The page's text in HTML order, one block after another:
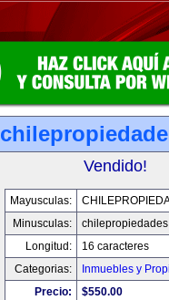
Vendido!
Mayusculas:
Minusculas:
Longitud:
16 caracteres
Categorias:
Inmuebles y
Precio:
$550.00